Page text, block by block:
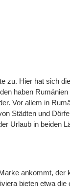
zu. Hier hat sich
haben
Vor allem in
Städten und
Urlaub in beiden
ankommt,
bieten etwa